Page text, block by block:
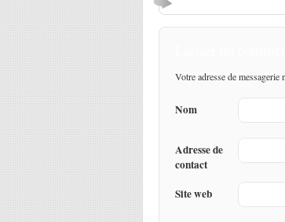
Votre adresse de
Nom
Adresse de
contact
Site web